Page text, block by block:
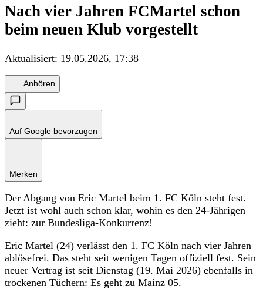
Nach vier Jahren FCMartel schon
beim neuen Klub vorgestellt
Aktualisiert: 19.05.2026, 17:38
Anhören
Auf Google bevorzugen
Merken
Der Abgang von Eric Martel beim 1. FC Köln steht fest.
Jetzt ist wohl auch schon klar, wohin es den 24-Jährigen
zieht: zur Bundesliga-Konkurrenz!
Eric Martel (24) verlässt den 1. FC Köln nach vier Jahren
ablösefrei. Das steht seit wenigen Tagen offiziell fest. Sein
neuer Vertrag ist seit Dienstag (19. Mai 2026) ebenfalls in
trockenen Tüchern: Es geht zu Mainz 05.